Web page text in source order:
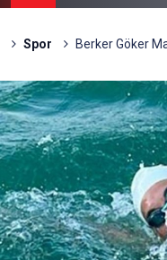
Spor Berker Göker